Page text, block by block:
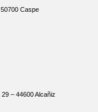
Caspe
29 – 44600 Alcañiz